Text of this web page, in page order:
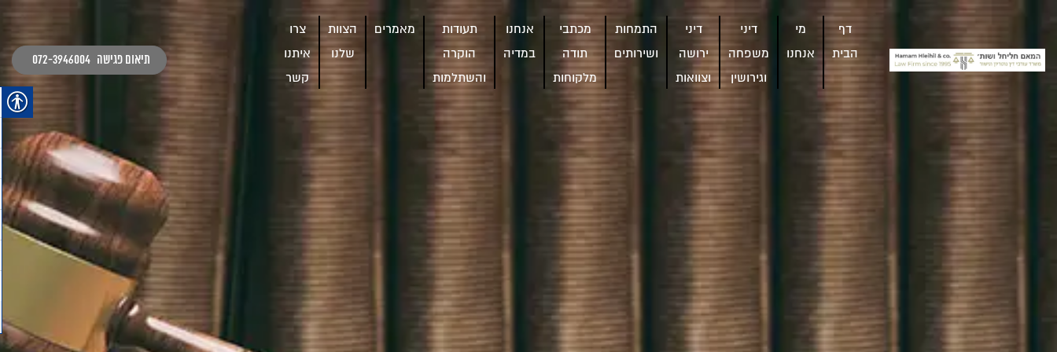
דף
הבית
מי
אנחנו
דיני
משפחה
וגירושין
דיני
ירושה
וצוואות
התמחות
ושירותים
מכתבי
תודה
מלקוחות
אנחנו
במדיה
תעודות
הוקרה
והשתלמות
מאמרים
הצוות
שלנו
צרו
איתנו
קשר
תיאום פגישה 072-3946004